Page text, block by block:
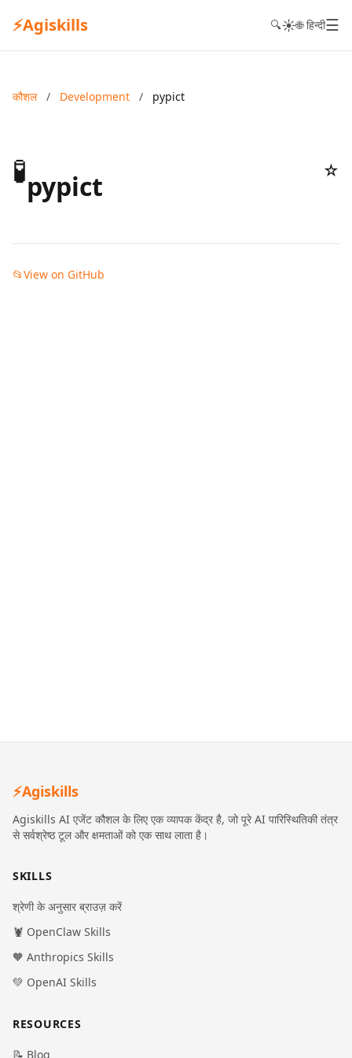
⚡Agiskills 🔍☀️🌐 हिन्दी☰
कौशल / Development / pypict
🧪pypict ☆
📂View on GitHub
⚡Agiskills
Agiskills AI एजेंट कौशल के लिए एक व्यापक केंद्र है, जो पूरे AI पारिस्थितिकी तंत्र
से सर्वश्रेष्ठ टूल और क्षमताओं को एक साथ लाता है।
SKILLS
श्रेणी के अनुसार ब्राउज़ करें
🦞 OpenClaw Skills
🧡 Anthropics Skills
💚 OpenAI Skills
RESOURCES
📝 Blog